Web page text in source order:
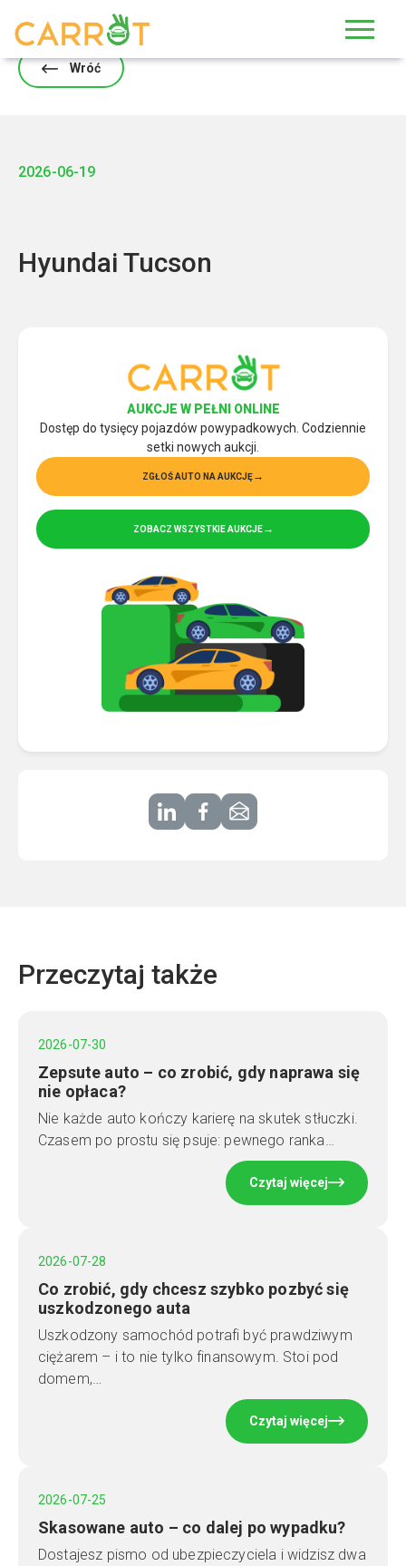
Wróć
2026-06-19
Hyundai Tucson
AUKCJE W PEŁNI ONLINE
Dostęp do tysięcy pojazdów powypadkowych. Codziennie
setki nowych aukcji.
ZGŁOŚ AUTO NA AUKCJĘ
ZOBACZ WSZYSTKIE AUKCJE
Przeczytaj także
2026-07-30
Zepsute auto – co zrobić, gdy naprawa się
nie opłaca?
Nie każde auto kończy karierę na skutek stłuczki.
Czasem po prostu się psuje: pewnego ranka…
Czytaj więcej
2026-07-28
Co zrobić, gdy chcesz szybko pozbyć się
uszkodzonego auta
Uszkodzony samochód potrafi być prawdziwym
ciężarem – i to nie tylko finansowym. Stoi pod
domem,…
Czytaj więcej
2026-07-25
Skasowane auto – co dalej po wypadku?
Dostajesz pismo od ubezpieczyciela i widzisz dwa